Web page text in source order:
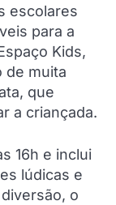
escolares
para a
Kids,
de muita
que
a criançada.
16h e inclui
lúdicas e
o